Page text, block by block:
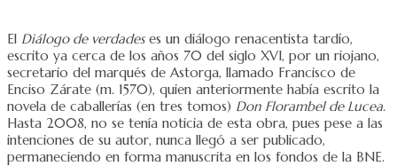
El Diálogo de verdadeses un diálogo renacentista tardío,
escrito ya cerca de los años 70 del siglo XVI, por un riojano,
secretario del marqués de Astorga, llamado Francisco de
Enciso Zárate (m. 1570), quien anteriormente había escrito la
novela de caballerías (en tres tomos) Don Florambel de Lucea.
Hasta 2008, no se tenía noticia de esta obra, pues pese a las
intenciones de su autor, nunca llegó a ser publicado,
permaneciendo en forma manuscrita en los fondos de la BNE.